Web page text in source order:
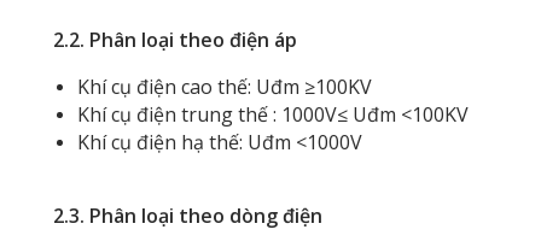
2.2. Phân loại theo điện áp
Khí cụ điện cao thế: Uđm ≥100KV
Khí cụ điện trung thế : 1000V≤ Uđm <100KV
Khí cụ điện hạ thế: Uđm <1000V
2.3. Phân loại theo dòng điện